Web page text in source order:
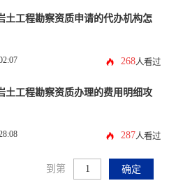
土工程勘察资质申请的代办机构怎
268人看过
土工程勘察资质办理的费用明细攻
287人看过
到第 确定